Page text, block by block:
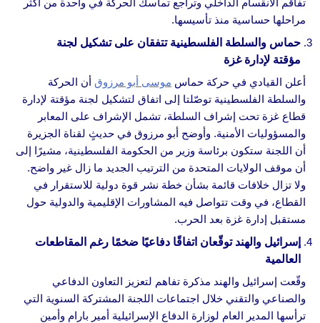
تفاقم الانقسام الداخلي وتراجع تماسك الحركة في واحدة من أكثر
مراحلها حساسية منذ تأسيسها.
حماس والسلطة الفلسطينية تتفقان على تشكيل لجنة
مؤقتة لإدارة غزة
أعلن القيادي في حركة حماس موسى أبو مرزوق أن الحركة
والسلطة الفلسطينية توصّلتا إلى اتفاق لتشكيل لجنة مؤقتة لإدارة
قطاع غزة تحت إشراف السلطة، تشمل الإشراف على المعابر
والمسؤوليات الأمنية. وأوضح أبو مرزوق في حديثٍ لقناة الجزيرة
أن اللجنة ستكون برئاسة وزير من الحكومة الفلسطينية، مشيرًا إلى
أن موقف الولايات المتحدة من الترتيب الجديد ما زال غير واضح.
ولا تزال خلافات قائمة بشأن خطة نشر قوة دولية للاستقرار في
القطاع، في وقت تتواصل فيه المشاورات الإقليمية والدولية حول
مستقبل إدارة غزة بعد الحرب.
إسرائيل والهند توقّعان اتفاقًا دفاعيًا ضخمًا رغم المقاطعات
العالمية
وقّعت إسرائيل والهند مذكرة تفاهم لتعزيز التعاون الدفاعي
والصناعي والتقني خلال اجتماعات اللجنة المشتركة السنوية التي
ترأسها المدير العام لوزارة الدفاع الإسرائيلية أمير بارام وأمين